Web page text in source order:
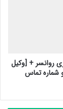
روانسر + [وکیل
تماس